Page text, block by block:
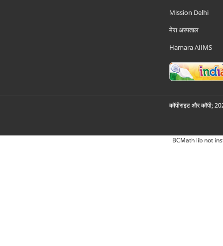
Mission Delhi
मेरा अस्पताल
Hamara AIIMS
कॉपीराइट और कॉपी;
BCMath lib not